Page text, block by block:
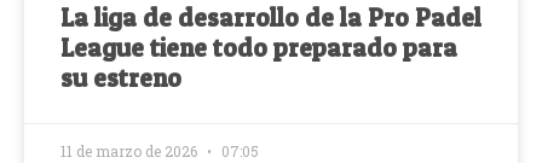
La liga de desarrollo de la Pro Padel
League tiene todo preparado para
su estreno
11 de marzo de 2026 07:05